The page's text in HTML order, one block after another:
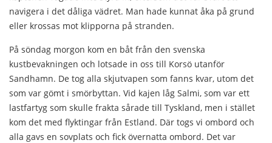
navigera i det dåliga vädret. Man hade kunnat åka på grund
eller krossas mot klipporna på stranden.
På söndag morgon kom en båt från den svenska
kustbevakningen och lotsade in oss till Korsö utanför
Sandhamn. De tog alla skjutvapen som fanns kvar, utom det
som var gömt i smörbyttan. Vid kajen låg Salmi, som var ett
lastfartyg som skulle frakta sårade till Tyskland, men i stället
kom det med flyktingar från Estland. Där togs vi ombord och
alla gavs en sovplats och fick övernatta ombord. Det var